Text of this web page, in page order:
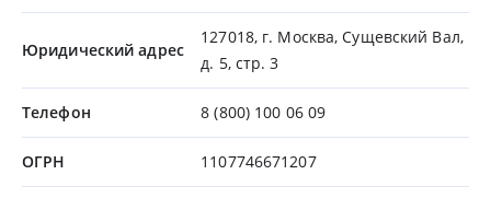
Юридический адрес
127018, г. Москва, Сущевский Вал,
д. 5, стр. 3
Телефон 8 (800) 100 06 09
ОГРН 1107746671207